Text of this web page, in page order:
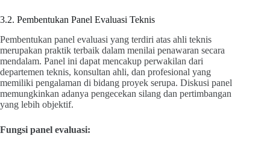
3.2. Pembentukan Panel Evaluasi Teknis
Pembentukan panel evaluasi yang terdiri atas ahli teknis
merupakan praktik terbaik dalam menilai penawaran secara
mendalam. Panel ini dapat mencakup perwakilan dari
departemen teknis, konsultan ahli, dan profesional yang
memiliki pengalaman di bidang proyek serupa. Diskusi panel
memungkinkan adanya pengecekan silang dan pertimbangan
yang lebih objektif.
Fungsi panel evaluasi: